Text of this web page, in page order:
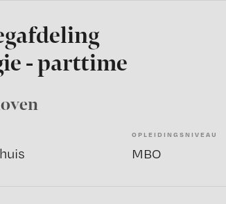
- parttime
OPLEIDINGSNIVEAU
MBO